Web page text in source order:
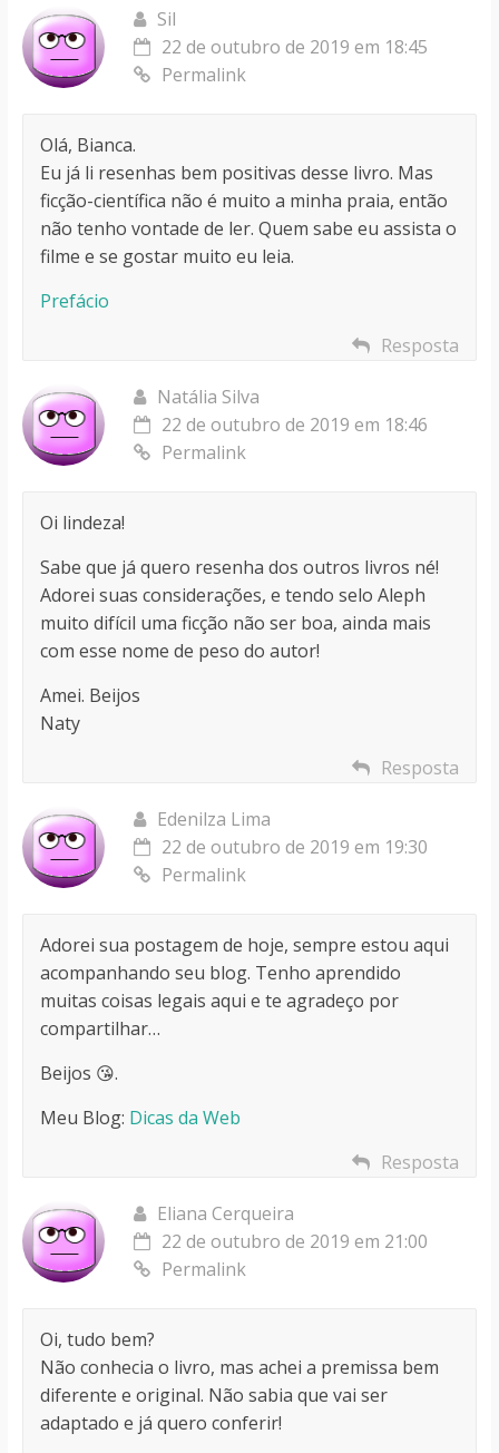
Sil
22 de outubro de 2019 em 18:45
Permalink
Olá, Bianca.
Eu já li resenhas bem positivas desse livro. Mas
ficção-científica não é muito a minha praia, então
não tenho vontade de ler. Quem sabe eu assista o
filme e se gostar muito eu leia.
Prefácio
Resposta
Natália Silva
22 de outubro de 2019 em 18:46
Permalink
Oi lindeza!
Sabe que já quero resenha dos outros livros né!
Adorei suas considerações, e tendo selo Aleph
muito difícil uma ficção não ser boa, ainda mais
com esse nome de peso do autor!
Amei. Beijos
Naty
Resposta
Edenilza Lima
22 de outubro de 2019 em 19:30
Permalink
Adorei sua postagem de hoje, sempre estou aqui
acompanhando seu blog. Tenho aprendido
muitas coisas legais aqui e te agradeço por
compartilhar…
Beijos 😘.
Meu Blog: Dicas da Web
Resposta
Eliana Cerqueira
22 de outubro de 2019 em 21:00
Permalink
Oi, tudo bem?
Não conhecia o livro, mas achei a premissa bem
diferente e original. Não sabia que vai ser
adaptado e já quero conferir!